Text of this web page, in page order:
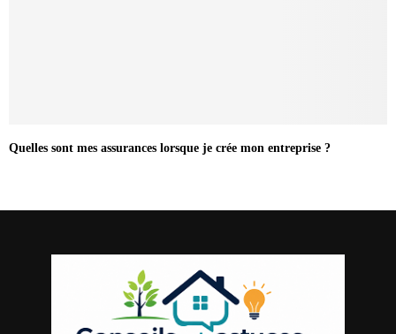
Quelles sont mes assurances lorsque je crée mon entreprise ?